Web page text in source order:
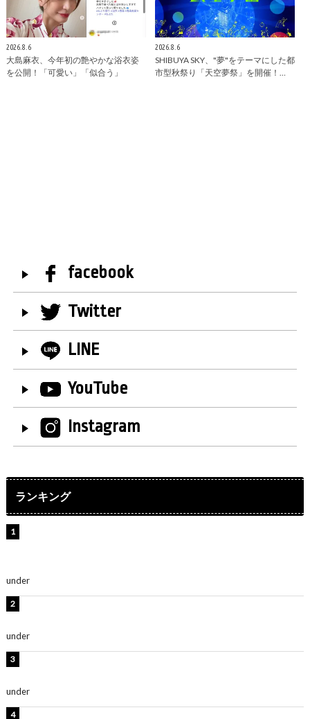
2026.8.6
大島麻衣、今年初の艶やかな浴衣姿
を公開！「可愛い」「似合う」
2026.8.6
SHIBUYA SKY、"夢"をテーマにした都
市型秋祭り「天空夢祭」を開催！…
facebook
Twitter
LINE
YouTube
Instagram
ランキング
under
under
under